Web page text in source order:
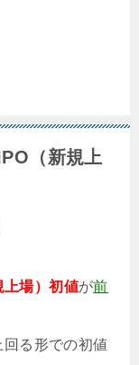
（新規上
上場）初値が前
る形での初値